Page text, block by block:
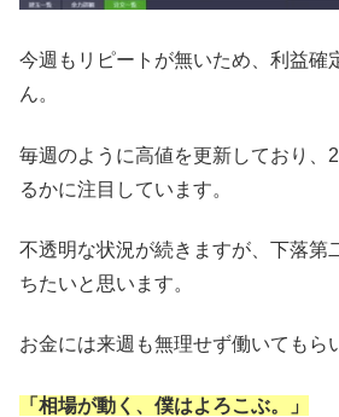
今週もリピートが無いため、利益確
ん。
毎週のように高値を更新しており、
るかに注目しています。
不透明な状況が続きますが、下落第
ちたいと思います。
お金には来週も無理せず働いてもら
「相場が動く、僕はよろこぶ。」